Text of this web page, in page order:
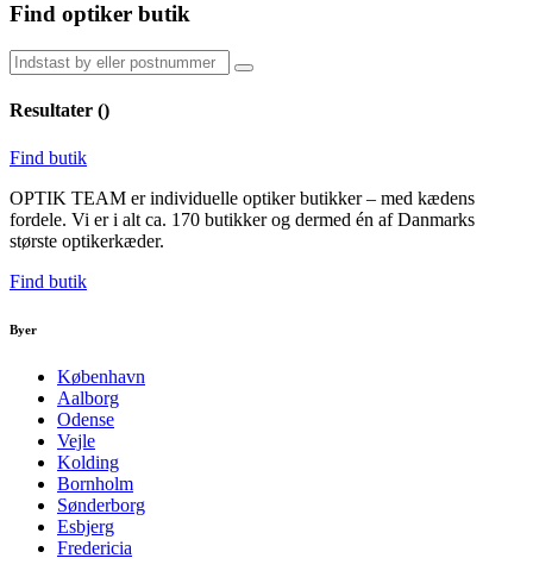
Find optiker butik
Resultater ()
Find butik
OPTIK TEAM er individuelle optiker butikker – med kædens
fordele. Vi er i alt ca. 170 butikker og dermed én af Danmarks
største optikerkæder.
Find butik
Byer
København
Aalborg
Odense
Vejle
Kolding
Bornholm
Sønderborg
Esbjerg
Fredericia